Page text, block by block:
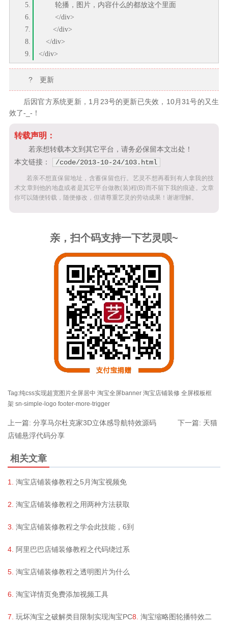
轮播，图片，内容什么的都放这个里面
</div>
</div>
</div>
</div>
? 更新
后因官方系统更新，1月23号的更新已失效，10月31号的又生
效了-_-！
转载声明：
若亲想转载本文到其它平台，请务必保留本文出处！
本文链接：
/code/2013-10-24/103.html
若亲不想直保留地址，含蓄保留也行。艺灵不想再看到有人拿我的技
术文章到他的地盘或者是其它平台做教(装)程(B)而不留下我的痕迹。文章
你可以随便转载，随便修改，但请尊重艺灵的劳动成果！谢谢理解。
亲，扫个码支持一下艺灵呗~
Tag:纯css实现超宽图片全屏居中 淘宝全屏banner 淘宝店铺装修 全屏模板框
架 sn-simple-logo footer-more-trigger
上一篇: 分享马尔杜克家3D立体感导航特效源码 下一篇: 天猫
店铺悬浮代码分享
相关文章
淘宝店铺装修教程之5月淘宝视频免
淘宝店铺装修教程之用两种方法获取
淘宝店铺装修教程之学会此技能，6到
阿里巴巴店铺装修教程之代码绕过系
淘宝店铺装修教程之透明图片为什么
淘宝详情页免费添加视频工具
玩坏淘宝之破解类目限制实现淘宝PC 淘宝缩略图轮播特效二